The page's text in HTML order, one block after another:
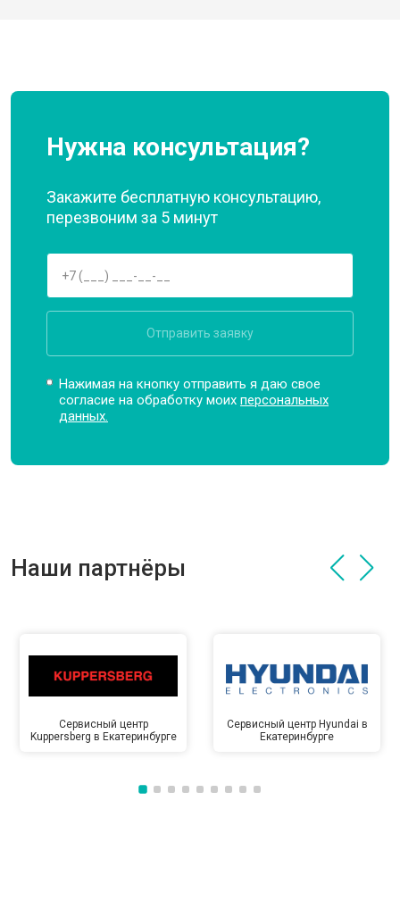
Нужна консультация?
Закажите бесплатную консультацию,
перезвоним за 5 минут
Отправить заявку
Нажимая на кнопку отправить я даю свое
согласие на обработку моихперсональных
данных.
Наши партнёры
Сервисный центр
Kuppersberg в Екатеринбурге
Сервисный центр Hyundai в
Екатеринбурге